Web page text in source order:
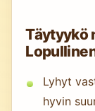
Täytyykö
Lyhyt
hyvin